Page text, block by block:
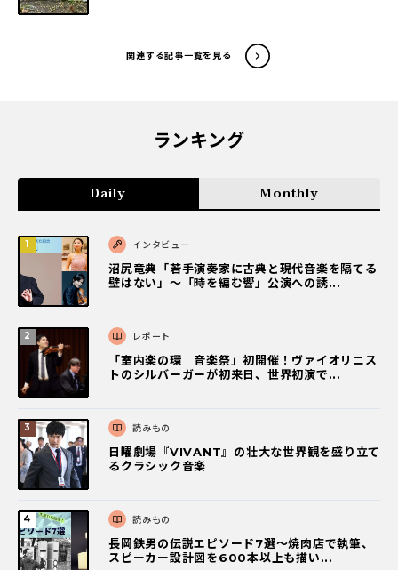
関連する記事一覧を見る
ランキング
Daily Monthly
インタビュー
沼尻竜典「若手演奏家に古典と現代音楽を隔てる
壁はない」～「時を編む響」公演への誘...
レポート
「室内楽の環 音楽祭」初開催！ヴァイオリニス
トのシルバーガーが初来日、世界初演で...
読みもの
日曜劇場『VIVANT』の壮大な世界観を盛り立て
るクラシック音楽
読みもの
長岡鉄男の伝説エピソード7選〜焼肉店で執筆、
スピーカー設計図を600本以上も描い...